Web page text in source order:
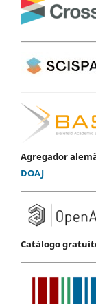
Agregador
DOAJ
Catálogo